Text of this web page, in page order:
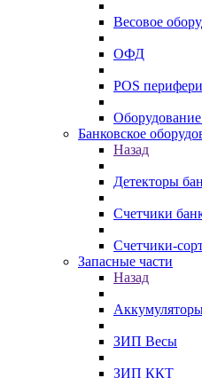
Весовое
ОФД
POS
Банковское
Назад
Детекторы
Счетчики
Счетчики-
Запасные части
Назад
ЗИП Весы
ЗИП ККТ